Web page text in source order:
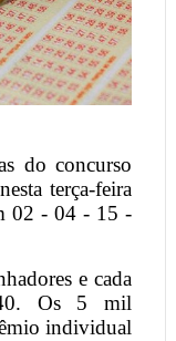
do concurso
terça-feira
02 - 04 - 15 -
e cada
Os 5 mil
individual